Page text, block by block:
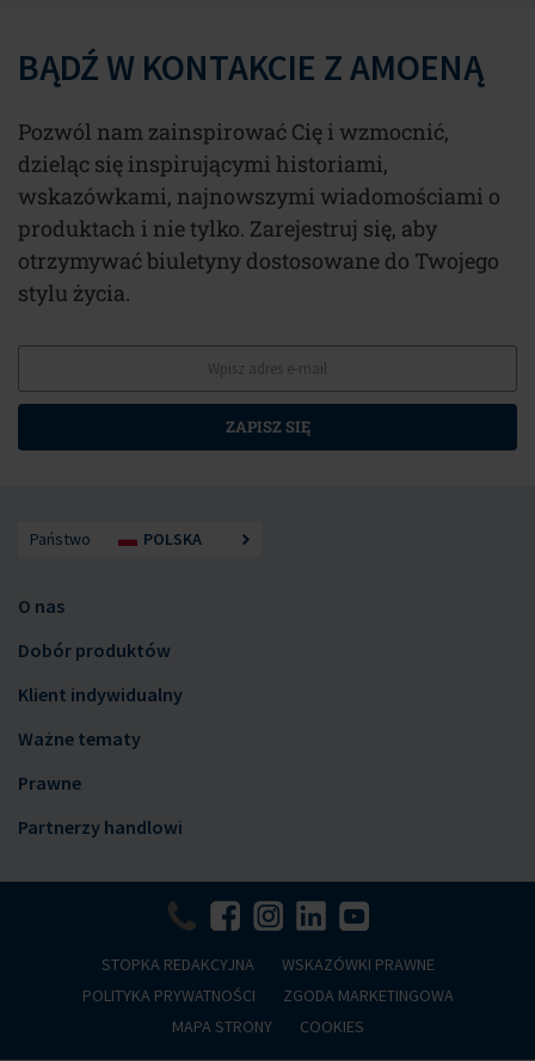
BĄDŹ W KONTAKCIE Z AMOENĄ
Pozwól nam zainspirować Cię i wzmocnić,
dzieląc się inspirującymi historiami,
wskazówkami, najnowszymi wiadomościami o
produktach i nie tylko. Zarejestruj się, aby
otrzymywać biuletyny dostosowane do Twojego
stylu życia.
ZAPISZ SIĘ
Państwo POLSKA
O nas
Dobór produktów
Klient indywidualny
Ważne tematy
Prawne
Partnerzy handlowi
STOPKA REDAKCYJNA
WSKAZÓWKI PRAWNE
POLITYKA PRYWATNOŚCI
ZGODA MARKETINGOWA
MAPA STRONY
COOKIES